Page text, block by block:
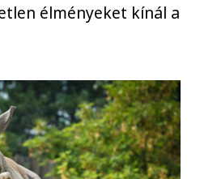
élményeket kínál a